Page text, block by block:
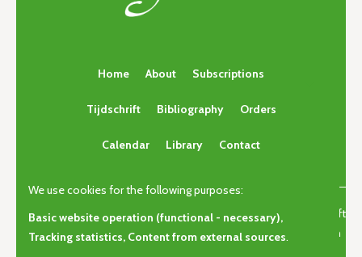
Home About Subscriptions
Tijdschrift Bibliography Orders
Calendar Library Contact
© Copyright 2026 | Orgelkunst | Vlaams cultureel-erfgoedtijdschrift
voor orgelcultuur van gisteren, vandaag en morgen. • Alle rechten
We use cookies for the following purposes:
Basic website operation (functional - necessary),
Tracking statistics, Content from external sources.